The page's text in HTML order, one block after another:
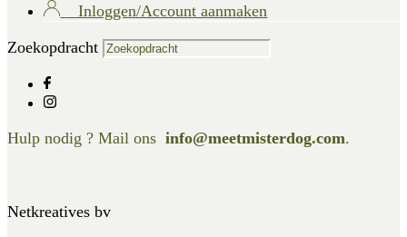
Inloggen/Account aanmaken
Zoekopdracht
Hulp nodig ? Mail ons info@meetmisterdog.com.
Netkreatives bv